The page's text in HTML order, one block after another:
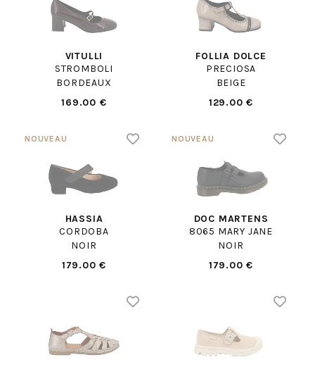
VITULLI
STROMBOLI
BORDEAUX
169.00 €
FOLLIA DOLCE
PRECIOSA
BEIGE
129.00 €
HASSIA
CORDOBA
NOIR
179.00 €
DOC MARTENS
8065 MARY JANE
NOIR
179.00 €